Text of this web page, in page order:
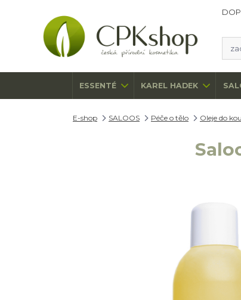
ESSENTÉ KAREL HADEK
E-shop SALOOS Péče o tělo Oleje do